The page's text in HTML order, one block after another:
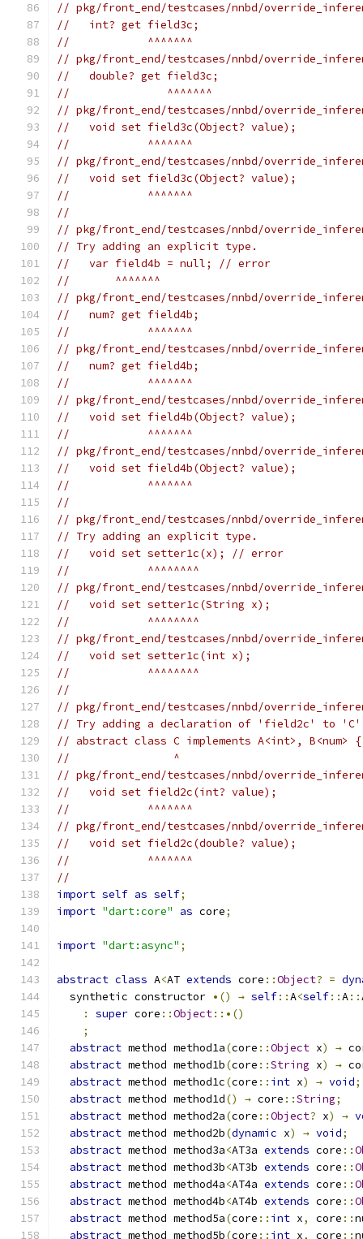
// pkg/front_end/testcases/nnbd/
//   int? get field3c;
//            ^^^^^^^
// pkg/front_end/testcases/nnbd/
//   double? get field3c;
//               ^^^^^^^
// pkg/front_end/testcases/nnbd/
//   void set field3c(Object? value);
//            ^^^^^^^
// pkg/front_end/testcases/nnbd/
//   void set field3c(Object? value);
//            ^^^^^^^
//
// pkg/front_end/testcases/nnbd/
// Try adding an explicit type.
//   var field4b = null; // error
//       ^^^^^^^
// pkg/front_end/testcases/nnbd/
//   num? get field4b;
//            ^^^^^^^
// pkg/front_end/testcases/nnbd/
//   num? get field4b;
//            ^^^^^^^
// pkg/front_end/testcases/nnbd/
//   void set field4b(Object? value);
//            ^^^^^^^
// pkg/front_end/testcases/nnbd/
//   void set field4b(Object? value);
//            ^^^^^^^
//
// pkg/front_end/testcases/nnbd/
// Try adding an explicit type.
//   void set setter1c(x); // error
//            ^^^^^^^^
// pkg/front_end/testcases/nnbd/
//   void set setter1c(String x);
//            ^^^^^^^^
// pkg/front_end/testcases/nnbd/
//   void set setter1c(int x);
//            ^^^^^^^^
//
// pkg/front_end/testcases/nnbd/
// Try adding a declaration of 'field2c' to
// abstract class C implements A<int>, B<num> {
//                ^
// pkg/front_end/testcases/nnbd/
//   void set field2c(int? value);
//            ^^^^^^^
// pkg/front_end/testcases/nnbd/
//   void set field2c(double? value);
//            ^^^^^^^
//
import self as self;
import "dart:core" as core;
import "dart:async" ;
abstract class A<AT extends core ::Object? =
  synthetic constructor
•() → self::A<self::A::
:
super core ::Object::•()
;
abstract method method1a(core ::Object x) →
abstract method method1b(core ::String x) →
abstract method method1c(core :: int x) → void;
abstract method method1d() → core ::String;
abstract method method2a(core ::Object? x) →
abstract method method2b(dynamic x) → void;
abstract method method3a<AT3a extends core ::
abstract method method3b<AT3b extends core ::
abstract method method4a<AT4a extends core ::
abstract method method4b<AT4b extends core ::
abstract method method5a(core :: int x, core ::
abstract method method5b(core :: int x, core ::